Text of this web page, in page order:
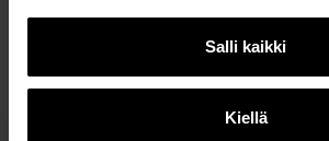
Salli kaikki
Kiellä